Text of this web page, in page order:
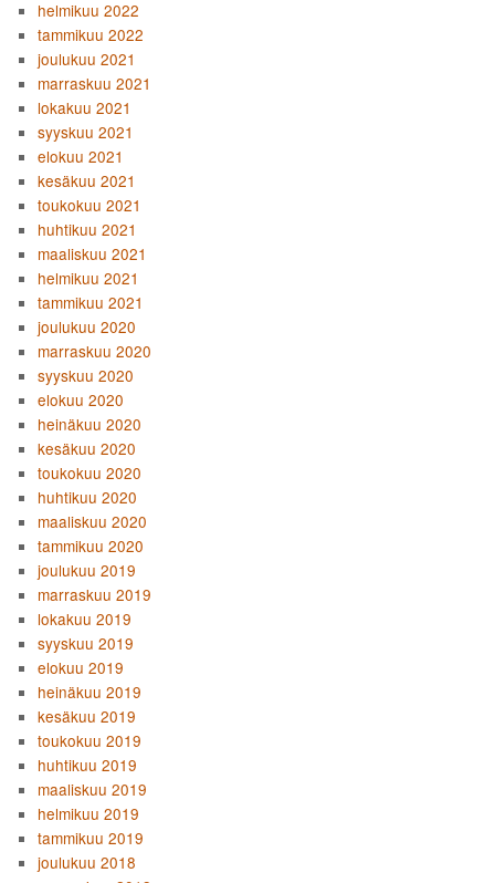
helmikuu 2022
tammikuu 2022
joulukuu 2021
marraskuu 2021
lokakuu 2021
syyskuu 2021
elokuu 2021
kesäkuu 2021
toukokuu 2021
huhtikuu 2021
maaliskuu 2021
helmikuu 2021
tammikuu 2021
joulukuu 2020
marraskuu 2020
syyskuu 2020
elokuu 2020
heinäkuu 2020
kesäkuu 2020
toukokuu 2020
huhtikuu 2020
maaliskuu 2020
tammikuu 2020
joulukuu 2019
marraskuu 2019
lokakuu 2019
syyskuu 2019
elokuu 2019
heinäkuu 2019
kesäkuu 2019
toukokuu 2019
huhtikuu 2019
maaliskuu 2019
helmikuu 2019
tammikuu 2019
joulukuu 2018